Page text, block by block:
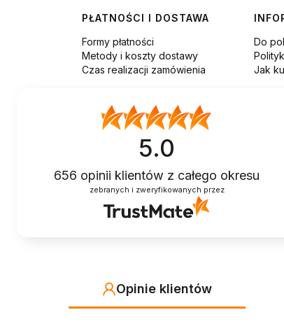
PŁATNOŚCI I DOSTAWA
Formy płatności
Metody i koszty dostawy
Czas realizacji zamówienia
Do
Jak
5.0
656 opinii klientów z całego okresu
zebranych i zweryfikowanych przez
Opinie klientów